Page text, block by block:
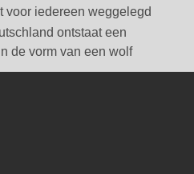
voor iedereen weggelegd
ontstaat een
de vorm van een wolf